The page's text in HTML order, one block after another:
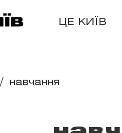
ЦЕ КИЇВ
навчання